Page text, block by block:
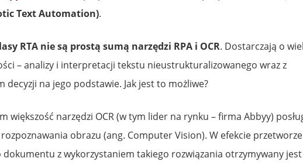
Text Automation).
RTA nie są prostą sumą narzędzi RPA i OCR. Dostarczają o
– analizy i interpretacji tekstu nieustrukturalizowanego wraz z
decyzji na jego podstawie. Jak jest to możliwe?
większość narzędzi OCR (w tym lider na rynku – firma Abbyy)
obrazu (ang. Computer Vision). W efekcie
dokumentu z wykorzystaniem takiego rozwiązania otrzymywany jest